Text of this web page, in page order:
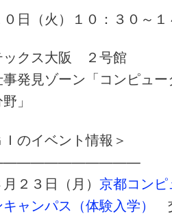
日（火）１０：３０～１
クス大阪 ２号館
ン「コンピュータ
」
のイベント情報＞
２３日（月） 京都コン
ャンパス（体験入学）